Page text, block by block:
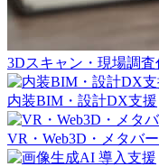
3Dスキャン・現場調査
内装BIM・設計DX支援
VR・Web3D・メタバ